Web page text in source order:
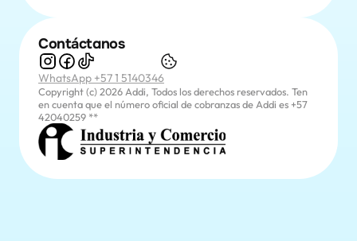
Contáctanos
WhatsApp +57 1 5140346
Copyright (c) 2026 Addi, Todos los derechos reservados. Ten
en cuenta que el número oficial de cobranzas de Addi es +57
42040259 **